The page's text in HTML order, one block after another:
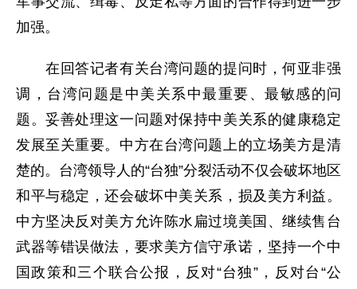
加强。
在回答记者有关台湾问题的提问时，何亚非强
调，台湾问题是中美关系中最重要、最敏感的问
题。妥善处理这一问题对保持中美关系的健康稳定
发展至关重要。中方在台湾问题上的立场美方是清
楚的。台湾领导人的“台独”分裂活动不仅会破坏地区
和平与稳定，还会破坏中美关系，损及美方利益。
中方坚决反对美方允许陈水扁过境美国、继续售台
武器等错误做法，要求美方信守承诺，坚持一个中
国政策和三个联合公报，反对“台独”，反对台“公